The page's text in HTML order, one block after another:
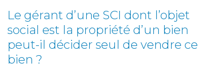
Le gérant d’une SCI dont l’objet
social est la propriété d’un bien
peut-il décider seul de vendre ce
bien ?